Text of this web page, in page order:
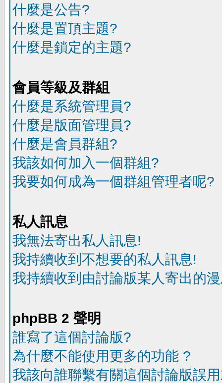
什麼是公告?
什麼是置頂主題?
什麼是鎖定的主題?
會員等級及群組
什麼是系統管理員?
什麼是版面管理員?
什麼是會員群組?
我該如何加入一個群組?
我要如何成為一個群組管理者呢?
私人訊息
我無法寄出私人訊息!
我持續收到不想要的私人訊息!
我持續收到由討論版某人寄出的
phpBB 2 聲明
誰寫了這個討論版?
為什麼不能使用更多的功能 ?
我該向誰聯繫有關這個討論版誤